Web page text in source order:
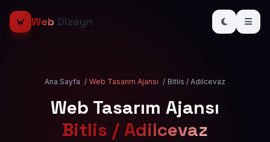
Web Dizayn
Ana Sayfa / Web Tasarım Ajansı / Bitlis / Adilcevaz
Web Tasarım Ajansı
Bitlis / Adilcevaz